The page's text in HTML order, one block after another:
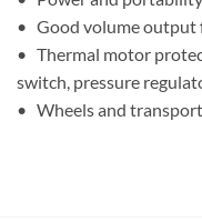
• Good volume output
• Thermal motor
switch, pressure
• Wheels and